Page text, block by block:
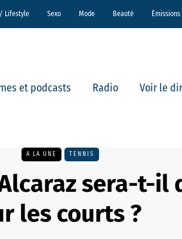
Lifestyle Sexo Mode Beauté Émissions
et podcasts Radio Voir le
A LA UNE TENNIS
sera-t-il
les courts ?